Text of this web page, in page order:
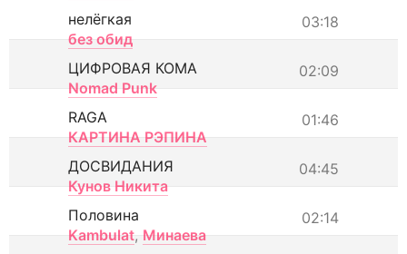
03:18
нелёгкая
без обид
02:09
ЦИФРОВАЯ КОМА
Nomad Punk
01:46
RAGA
КАРТИНА РЭПИНА
04:45
ДОСВИДАНИЯ
Кунов Никита
02:14
Половина
Kambulat, Минаева